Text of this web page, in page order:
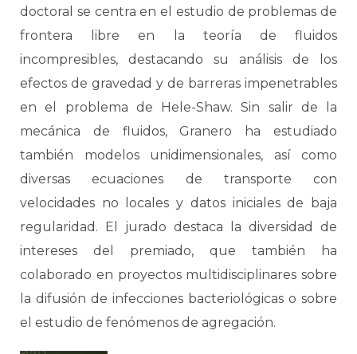
doctoral se centra en el estudio de problemas de
frontera libre en la teoría de fluidos
incompresibles, destacando su análisis de los
efectos de gravedad y de barreras impenetrables
en el problema de Hele-Shaw. Sin salir de la
mecánica de fluidos, Granero ha estudiado
también modelos unidimensionales, así como
diversas ecuaciones de transporte con
velocidades no locales y datos iniciales de baja
regularidad. El jurado destaca la diversidad de
intereses del premiado, que también ha
colaborado en proyectos multidisciplinares sobre
la difusión de infecciones bacteriológicas o sobre
el estudio de fenómenos de agregación.